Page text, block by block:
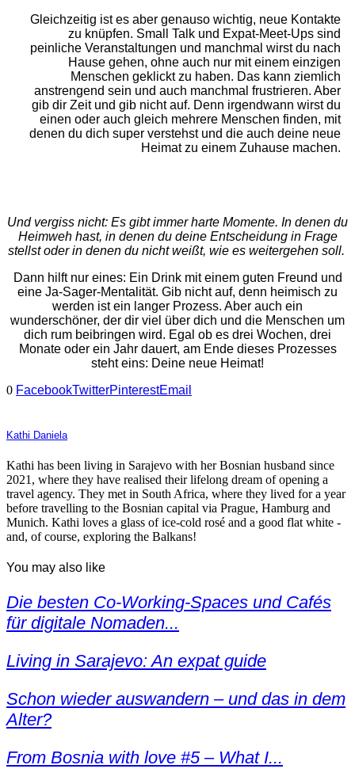
Gleichzeitig ist es aber genauso wichtig, neue Kontakte
zu knüpfen. Small Talk und Expat-Meet-Ups sind
peinliche Veranstaltungen und manchmal wirst du nach
Hause gehen, ohne auch nur mit einem einzigen
Menschen geklickt zu haben. Das kann ziemlich
anstrengend sein und auch manchmal frustrieren. Aber
gib dir Zeit und gib nicht auf. Denn irgendwann wirst du
einen oder auch gleich mehrere Menschen finden, mit
denen du dich super verstehst und die auch deine neue
Heimat zu einem Zuhause machen.
Und vergiss nicht: Es gibt immer harte Momente. In denen du
Heimweh hast, in denen du deine Entscheidung in Frage
stellst oder in denen du nicht weißt, wie es weitergehen soll.
Dann hilft nur eines: Ein Drink mit einem guten Freund und
eine Ja-Sager-Mentalität. Gib nicht auf, denn heimisch zu
werden ist ein langer Prozess. Aber auch ein
wunderschöner, der dir viel über dich und die Menschen um
dich rum beibringen wird. Egal ob es drei Wochen, drei
Monate oder ein Jahr dauert, am Ende dieses Prozesses
steht eins: Deine neue Heimat!
0 FacebookTwitterPinterestEmail
Kathi Daniela
Kathi has been living in Sarajevo with her Bosnian husband since
2021, where they have realised their lifelong dream of opening a
travel agency. They met in South Africa, where they lived for a year
before travelling to the Bosnian capital via Prague, Hamburg and
Munich. Kathi loves a glass of ice-cold rosé and a good flat white -
and, of course, exploring the Balkans!
You may also like
Die besten Co-Working-Spaces und Cafés
für digitale Nomaden...
Living in Sarajevo: An expat guide
Schon wieder auswandern – und das in dem
Alter?
From Bosnia with love #5 – What I...